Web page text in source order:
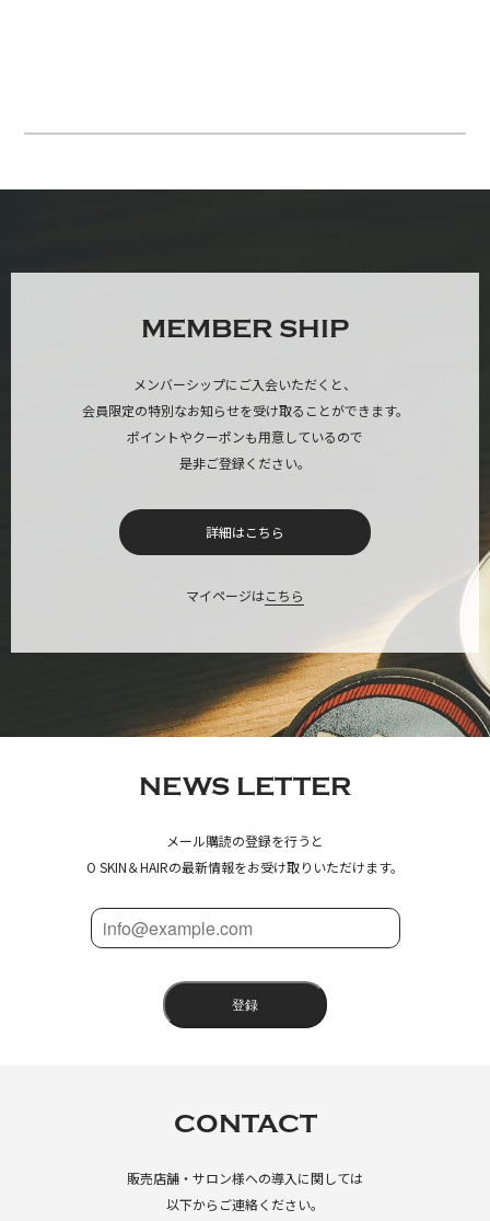
MEMBER SHIP
メンバーシップにご入会いただくと、
会員限定の特別なお知らせを受け取ることができます。
ポイントやクーポンも用意しているので
是非ご登録ください。
詳細はこちら
マイページはこちら
NEWS LETTER
メール購読の登録を行うと
O SKIN＆HAIRの最新情報をお受け取りいただけます。
登録
CONTACT
販売店舗・サロン様への導入に関しては
以下からご連絡ください。